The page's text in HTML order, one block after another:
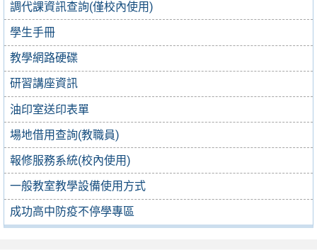
調代課資訊查詢(僅校內使用)
學生手冊
教學網路硬碟
研習講座資訊
油印室送印表單
場地借用查詢(教職員)
報修服務系統(校內使用)
一般教室教學設備使用方式
成功高中防疫不停學專區